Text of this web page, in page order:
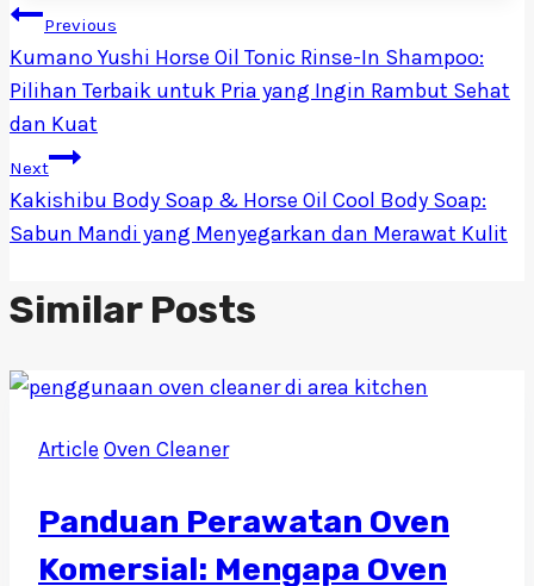
Navigasi
pos
Previous
Kumano Yushi Horse Oil Tonic Rinse-In Shampoo:
Pilihan Terbaik untuk Pria yang Ingin Rambut Sehat
dan Kuat
Next
Kakishibu Body Soap & Horse Oil Cool Body Soap:
Sabun Mandi yang Menyegarkan dan Merawat Kulit
Similar Posts
Article Oven Cleaner
Panduan Perawatan Oven
Komersial: Mengapa Oven